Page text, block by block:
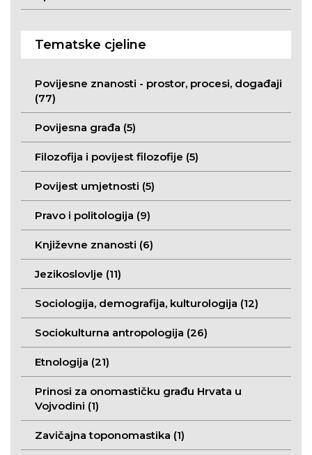
Tematske cjeline
Povijesne znanosti - prostor, procesi, događaji
(77)
Povijesna građa (5)
Filozofija i povijest filozofije (5)
Povijest umjetnosti (5)
Pravo i politologija (9)
Književne znanosti (6)
Jezikoslovlje (11)
Sociologija, demografija, kulturologija (12)
Sociokulturna antropologija (26)
Etnologija (21)
Prinosi za onomastičku građu Hrvata u
Vojvodini (1)
Zavičajna toponomastika (1)